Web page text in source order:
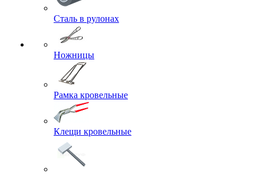
Сталь в рулонах
Ножницы
Рамка кровельные
Клещи кровельные